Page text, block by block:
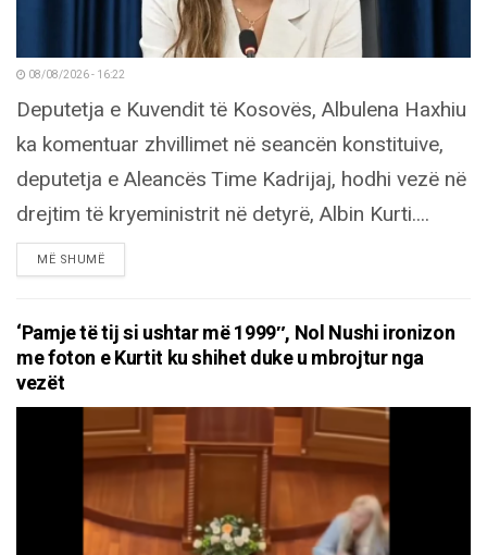
08/08/2026 - 16:22
Deputetja e Kuvendit të Kosovës, Albulena Haxhiu
ka komentuar zhvillimet në seancën konstituive,
deputetja e Aleancës Time Kadrijaj, hodhi vezë në
drejtim të kryeministrit në detyrë, Albin Kurti....
MË SHUMËDETAILS
‘Pamje të tij si ushtar më 1999″, Nol Nushi ironizon
me foton e Kurtit ku shihet duke u mbrojtur nga
vezët